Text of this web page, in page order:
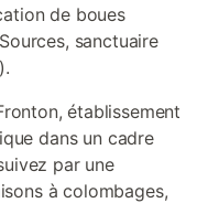
de boues
sanctuaire
établissement
dans un cadre
par une
à colombages,